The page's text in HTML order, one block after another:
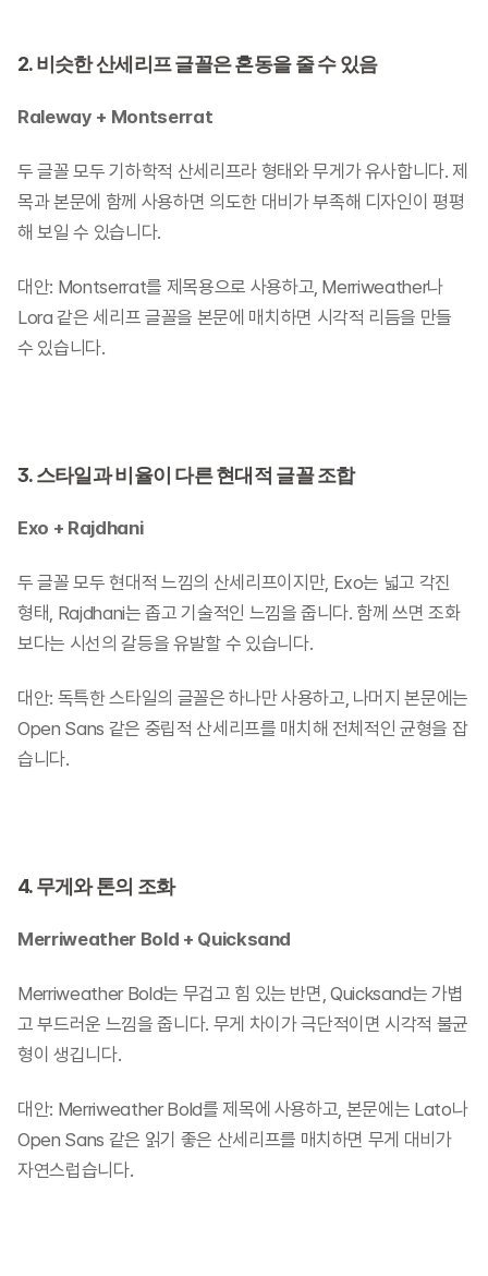
2. 비슷한 산세리프 글꼴은 혼동을 줄 수 있음
Raleway + Montserrat
두 글꼴 모두 기하학적 산세리프라 형태와 무게가 유사합니다. 제
목과 본문에 함께 사용하면 의도한 대비가 부족해 디자인이 평평
해 보일 수 있습니다.
대안: Montserrat를 제목용으로 사용하고, Merriweather나
Lora 같은 세리프 글꼴을 본문에 매치하면 시각적 리듬을 만들
수 있습니다.
3. 스타일과 비율이 다른 현대적 글꼴 조합
Exo + Rajdhani
두 글꼴 모두 현대적 느낌의 산세리프이지만, Exo는 넓고 각진
형태, Rajdhani는 좁고 기술적인 느낌을 줍니다. 함께 쓰면 조화
보다는 시선의 갈등을 유발할 수 있습니다.
대안: 독특한 스타일의 글꼴은 하나만 사용하고, 나머지 본문에는
Open Sans 같은 중립적 산세리프를 매치해 전체적인 균형을 잡
습니다.
4. 무게와 톤의 조화
Merriweather Bold + Quicksand
Merriweather Bold는 무겁고 힘 있는 반면, Quicksand는 가볍
고 부드러운 느낌을 줍니다. 무게 차이가 극단적이면 시각적 불균
형이 생깁니다.
대안: Merriweather Bold를 제목에 사용하고, 본문에는 Lato나
Open Sans 같은 읽기 좋은 산세리프를 매치하면 무게 대비가
자연스럽습니다.